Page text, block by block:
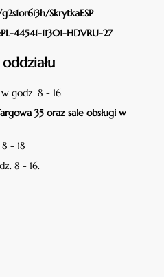
SkrytkaESP
44541-11301-HDVRU-27
godz. 8 - 16.
35 oraz sale obsługi w
- 18
8 - 16.